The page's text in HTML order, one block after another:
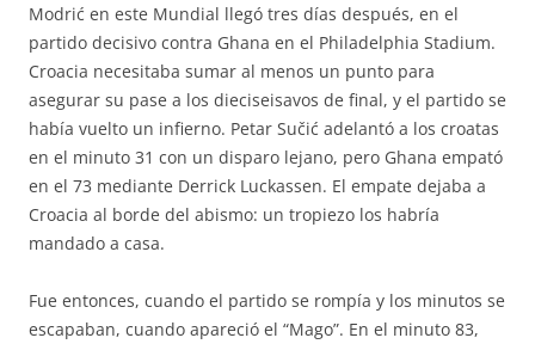
Modrić en este Mundial llegó tres días después, en el
partido decisivo contra Ghana en el Philadelphia Stadium.
Croacia necesitaba sumar al menos un punto para
asegurar su pase a los dieciseisavos de final, y el partido se
había vuelto un infierno. Petar Sučić adelantó a los croatas
en el minuto 31 con un disparo lejano, pero Ghana empató
en el 73 mediante Derrick Luckassen. El empate dejaba a
Croacia al borde del abismo: un tropiezo los habría
mandado a casa.
Fue entonces, cuando el partido se rompía y los minutos se
escapaban, cuando apareció el “Mago”. En el minuto 83,